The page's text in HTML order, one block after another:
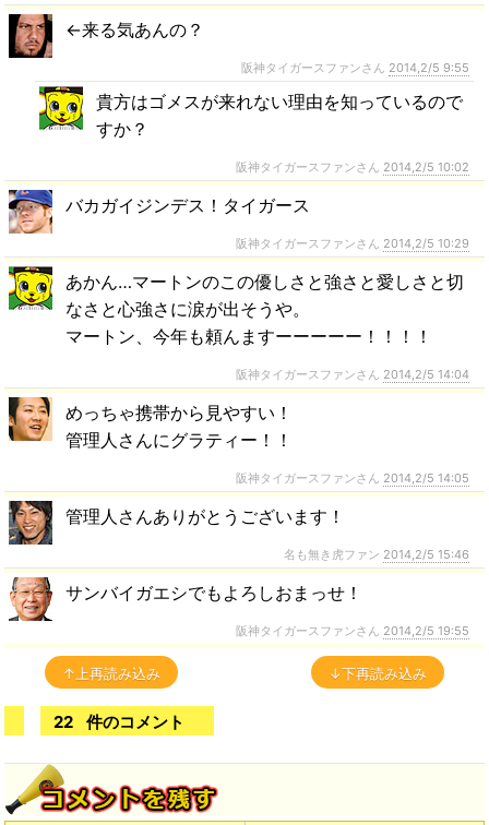
←来る気あんの？
阪神タイガースファンさん 2014,2/5 9:55
貴方はゴメスが来れない理由を知っているので
すか？
阪神タイガースファンさん 2014,2/5 10:02
バカガイジンデス！タイガース
阪神タイガースファンさん 2014,2/5 10:29
あかん…マートンのこの優しさと強さと愛しさと切
なさと心強さに涙が出そうや。
マートン、今年も頼んますーーーーー！！！！
阪神タイガースファンさん 2014,2/5 14:04
めっちゃ携帯から見やすい！
管理人さんにグラティー！！
阪神タイガースファンさん 2014,2/5 14:05
管理人さんありがとうございます！
名も無き虎ファン 2014,2/5 15:46
サンバイガエシでもよろしおまっせ！
阪神タイガースファンさん 2014,2/5 19:55
↑上再読み込み ↓下再読み込み
22 件のコメント